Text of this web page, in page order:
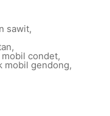
sawit,
,
mobil condet,
mobil gendong,